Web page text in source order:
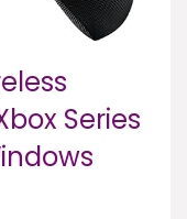
Series